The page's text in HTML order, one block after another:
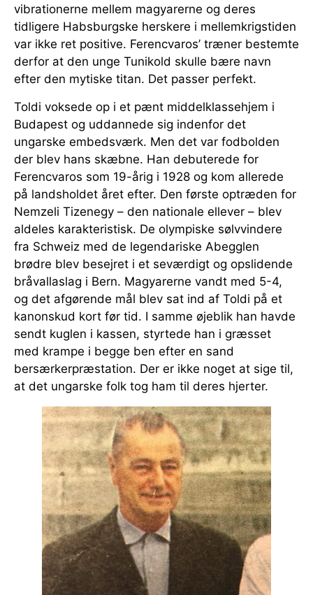
vibrationerne mellem magyarerne og deres
tidligere Habsburgske herskere i mellemkrigstiden
var ikke ret positive. Ferencvaros’ træner bestemte
derfor at den unge Tunikold skulle bære navn
efter den mytiske titan. Det passer perfekt.
Toldi voksede op i et pænt middelklassehjem i
Budapest og uddannede sig indenfor det
ungarske embedsværk. Men det var fodbolden
der blev hans skæbne. Han debuterede for
Ferencvaros som 19-årig i 1928 og kom allerede
på landsholdet året efter. Den første optræden for
Nemzeli Tizenegy – den nationale ellever – blev
aldeles karakteristisk. De olympiske sølvvindere
fra Schweiz med de legendariske Abegglen
brødre blev besejret i et seværdigt og opslidende
bråvallaslag i Bern. Magyarerne vandt med 5-4,
og det afgørende mål blev sat ind af Toldi på et
kanonskud kort før tid. I samme øjeblik han havde
sendt kuglen i kassen, styrtede han i græsset
med krampe i begge ben efter en sand
bersærkerpræstation. Der er ikke noget at sige til,
at det ungarske folk tog ham til deres hjerter.